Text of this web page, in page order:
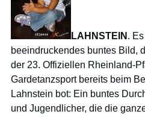
LAHNSTEIN .
beeindruckendes buntes Bild,
der 23. Offiziellen Rheinland-
Gardetanzsport bereits beim
Lahnstein bot: Ein buntes
und Jugendlicher, die die